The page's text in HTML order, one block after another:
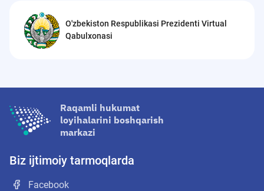
O'zbekiston Respublikasi Prezidenti Virtual
Qabulxonasi
Raqamli hukumat
loyihalarini boshqarish
markazi
Biz ijtimoiy tarmoqlarda
Facebook